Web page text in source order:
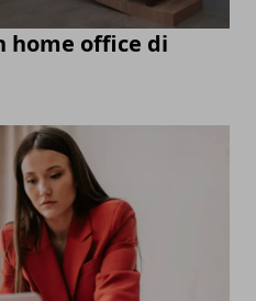
home office di